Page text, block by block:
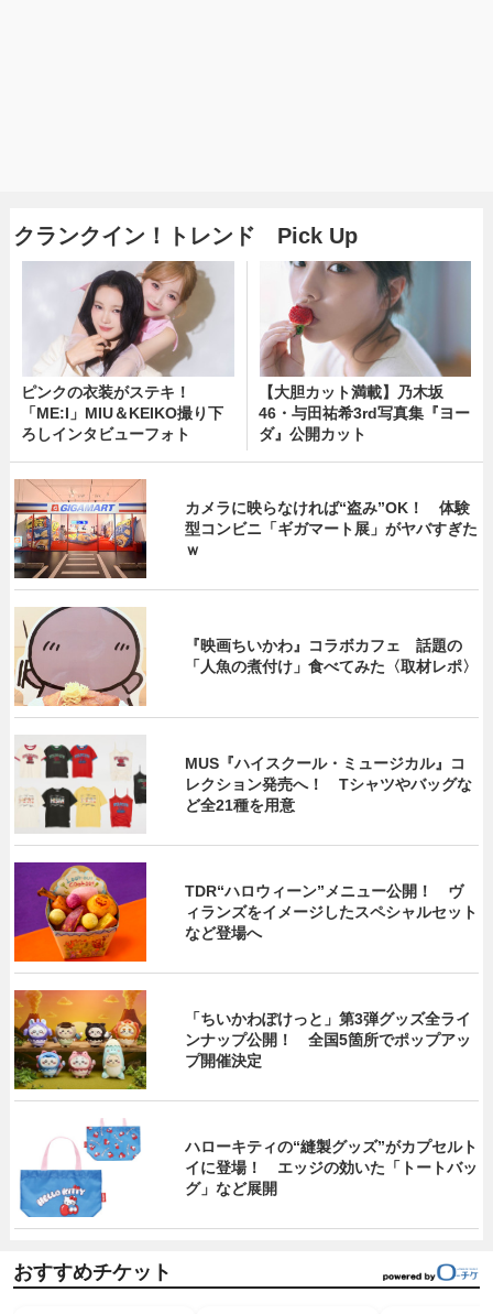
クランクイン！トレンド Pick Up
ピンクの衣装がステキ！
「ME:I」MIU＆KEIKO撮り下
ろしインタビューフォト
【大胆カット満載】乃木坂
46・与田祐希3rd写真集『ヨー
ダ』公開カット
カメラに映らなければ“盗み”OK！ 体験
型コンビニ「ギガマート展」がヤバすぎた
ｗ
『映画ちいかわ』コラボカフェ 話題の
「人魚の煮付け」食べてみた〈取材レポ〉
MUS『ハイスクール・ミュージカル』コ
レクション発売へ！ Tシャツやバッグな
ど全21種を用意
TDR“ハロウィーン”メニュー公開！ ヴ
ィランズをイメージしたスペシャルセット
など登場へ
「ちいかわぽけっと」第3弾グッズ全ライ
ンナップ公開！ 全国5箇所でポップアッ
プ開催決定
ハローキティの“縫製グッズ”がカプセルト
イに登場！ エッジの効いた「トートバッ
グ」など展開
おすすめチケット